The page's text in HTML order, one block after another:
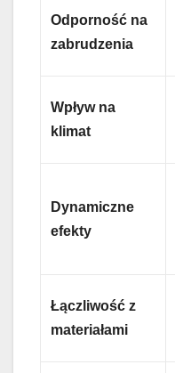
Odporność na
zabrudzenia
Wpływ na
klimat
Dynamiczne
efekty
Łączliwość z
materiałami